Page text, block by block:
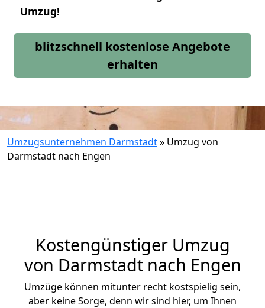
Umzug!
blitzschnell kostenlose Angebote
erhalten
Umzugsunternehmen Darmstadt» Umzug von
Darmstadt nach Engen
Kostengünstiger Umzug
von Darmstadt nach Engen
Umzüge können mitunter recht kostspielig sein,
aber keine Sorge, denn wir sind hier, um Ihnen